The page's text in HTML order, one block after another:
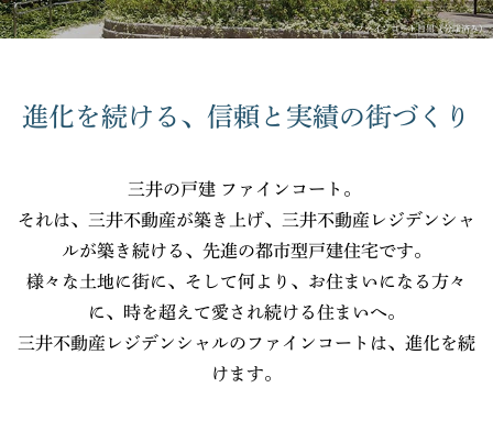
ファインコート目黒（分譲済み）
進化を続ける、信頼と実績の街づくり
三井の戸建 ファインコート。
それは、三井不動産が築き上げ、三井不動産レジデンシャ
ルが築き続ける、先進の都市型戸建住宅です。
様々な土地に街に、そして何より、お住まいになる方々
に、時を超えて愛され続ける住まいへ。
三井不動産レジデンシャルのファインコートは、進化を続
けます。